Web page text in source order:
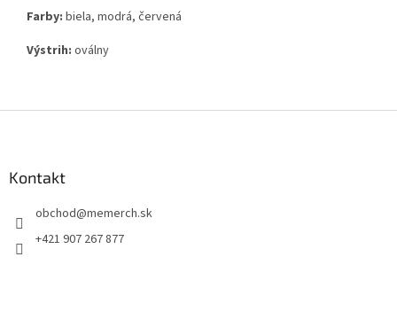
Farby: biela, modrá, červená
Výstrih: oválny
Kontakt
obchod@memerch.sk
+421 907 267 877